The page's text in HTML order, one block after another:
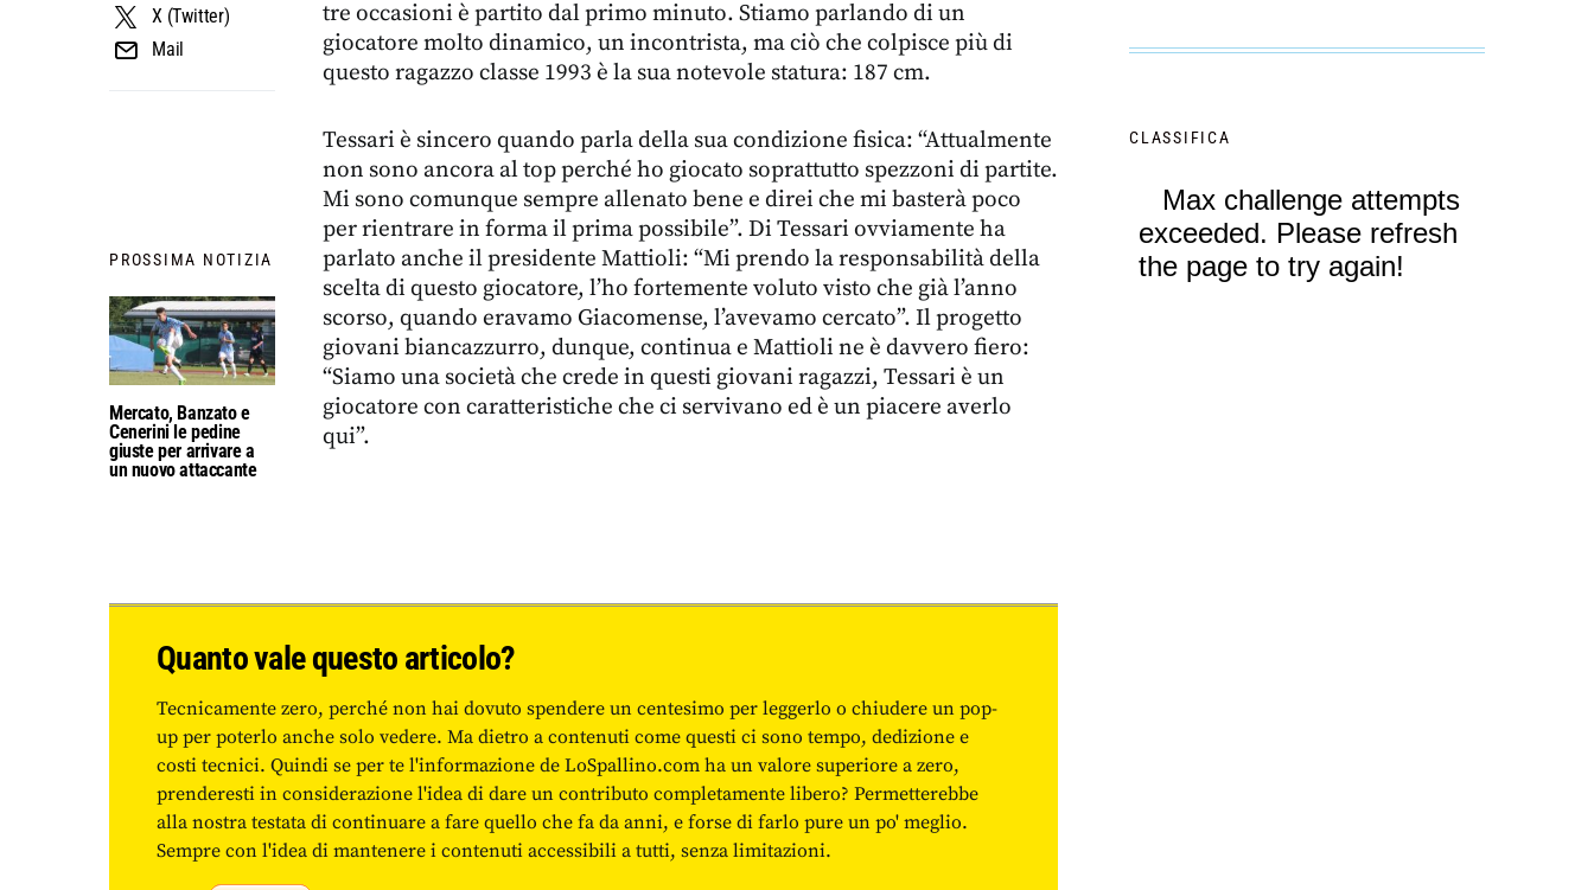
PROSSIMA NOTIZIA
Mercato, Banzato e
Cenerini le pedine
giuste per arrivare a
un nuovo attaccante
X (Twitter)
Mail
tre occasioni è partito dal primo minuto. Stiamo parlando di un
giocatore molto dinamico, un incontrista, ma ciò che colpisce più di
questo ragazzo classe 1993 è la sua notevole statura: 187 cm.
Tessari è sincero quando parla della sua condizione fisica: “Attualmente
non sono ancora al top perché ho giocato soprattutto spezzoni di partite.
Mi sono comunque sempre allenato bene e direi che mi basterà poco
per rientrare in forma il prima possibile”. Di Tessari ovviamente ha
parlato anche il presidente Mattioli: “Mi prendo la responsabilità della
scelta di questo giocatore, l’ho fortemente voluto visto che già l’anno
scorso, quando eravamo Giacomense, l’avevamo cercato”. Il progetto
giovani biancazzurro, dunque, continua e Mattioli ne è davvero fiero:
“Siamo una società che crede in questi giovani ragazzi, Tessari è un
giocatore con caratteristiche che ci servivano ed è un piacere averlo
qui”.
Quanto vale questo articolo?
Tecnicamente zero, perché non hai dovuto spendere un centesimo per leggerlo o chiudere un pop-
up per poterlo anche solo vedere. Ma dietro a contenuti come questi ci sono tempo, dedizione e
costi tecnici. Quindi se per te l'informazione de LoSpallino.com ha un valore superiore a zero,
prenderesti in considerazione l'idea di dare un contributo completamente libero? Permetterebbe
alla nostra testata di continuare a fare quello che fa da anni, e forse di farlo pure un po' meglio.
Sempre con l'idea di mantenere i contenuti accessibili a tutti, senza limitazioni.
CLASSIFICA